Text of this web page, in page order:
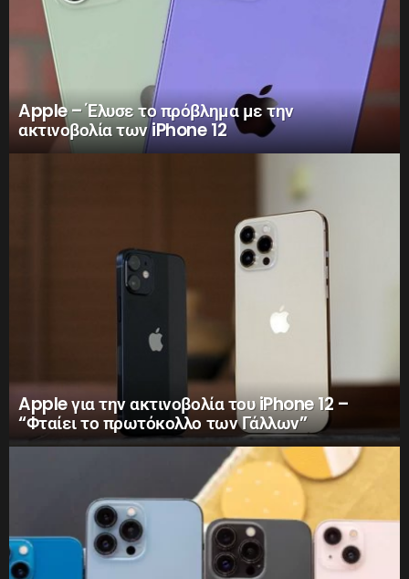
Apple – Έλυσε το πρόβλημα με την
ακτινοβολία των iPhone 12
Apple για την ακτινοβολία του iPhone 12 –
“Φταίει το πρωτόκολλο των Γάλλων”